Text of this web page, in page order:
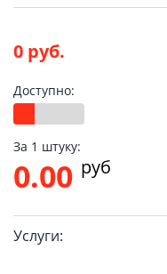
0 руб.
Доступно:
За 1 штуку:
0.00 pуб
Услуги: